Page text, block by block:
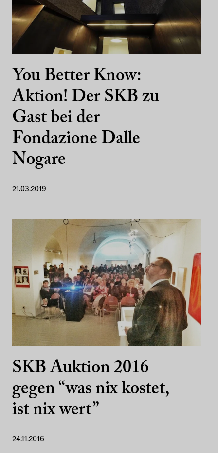
You Better Know:
Aktion! Der SKB zu
Gast bei der
Fondazione Dalle
Nogare
21.03.2019
SKB Auktion 2016
gegen “was nix kostet,
ist nix wert”
24.11.2016